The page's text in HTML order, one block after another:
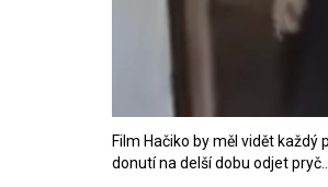
Film Hačiko by měl vidět
donutí na delší dobu odjet